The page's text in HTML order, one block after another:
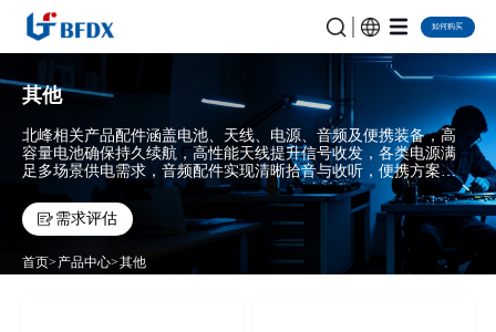
如何购买
其他
北峰相关产品配件涵盖电池、天线、电源、音频及便携装备，高
容量电池确保持久续航，高性能天线提升信号收发，各类电源满
足多场景供电需求，音频配件实现清晰拾音与收听，便携方案增
强户外作业灵活性与防护能力。以可靠、适配的配件体系，为专
业通信设备提供全方位保障，助力用户发挥设备最大效能。
需求评估
首页 产品中心 其他